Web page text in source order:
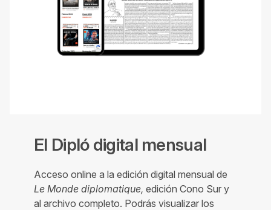
El Dipló digital mensual
Acceso online a la edición digital mensual de
Le Monde diplomatique, edición Cono Sur y
al archivo completo. Podrás visualizar los